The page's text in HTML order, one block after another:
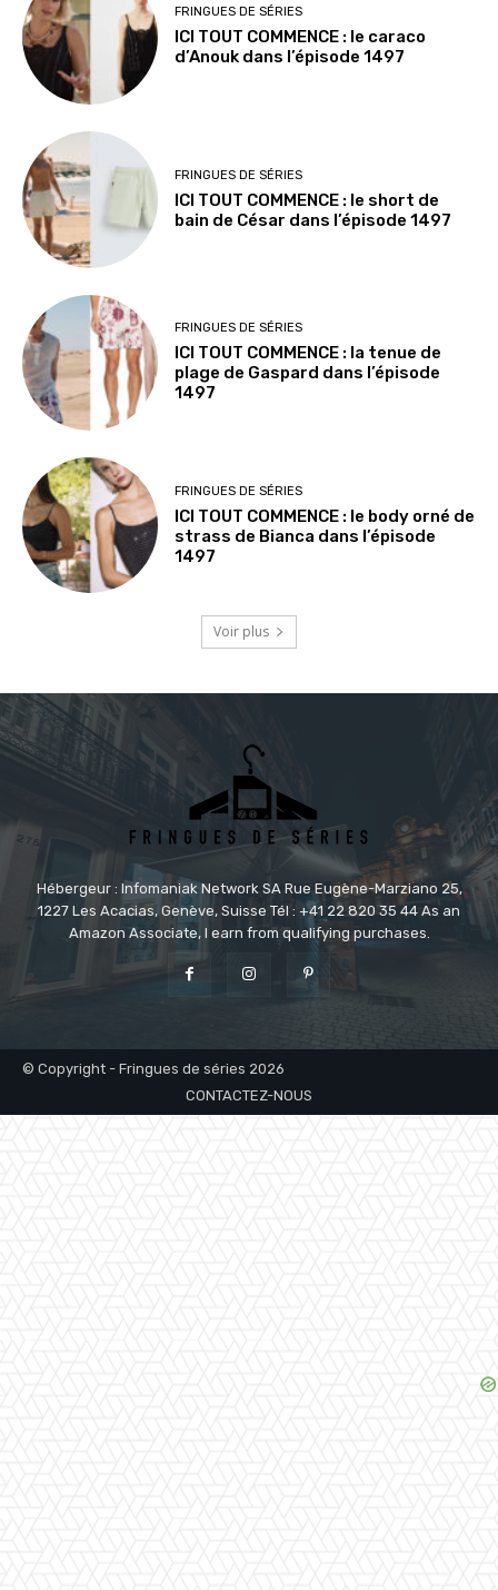
FRINGUES DE SÉRIES
ICI TOUT COMMENCE : le caraco
d’Anouk dans l’épisode 1497
FRINGUES DE SÉRIES
ICI TOUT COMMENCE : le short de
bain de César dans l’épisode 1497
FRINGUES DE SÉRIES
ICI TOUT COMMENCE : la tenue de
plage de Gaspard dans l’épisode
1497
FRINGUES DE SÉRIES
ICI TOUT COMMENCE : le body orné de
strass de Bianca dans l’épisode
1497
Voir plus
Hébergeur : Infomaniak Network SA Rue Eugène-Marziano 25,
1227 Les Acacias, Genève, Suisse Tél : +41 22 820 35 44 As an
Amazon Associate, I earn from qualifying purchases.
© Copyright - Fringues de séries 2026
CONTACTEZ-NOUS